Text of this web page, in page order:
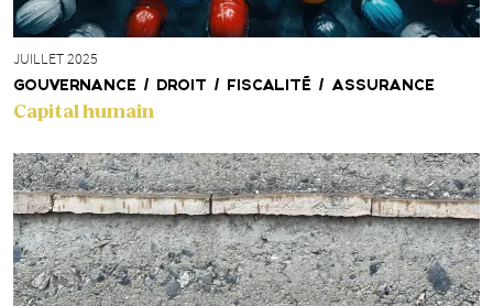
JUILLET 2025
GOUVERNANCE / DROIT / FISCALITÉ / ASSURANCE
Capital humain